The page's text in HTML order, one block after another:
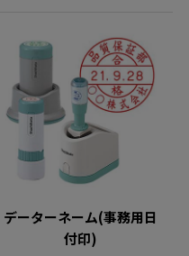
データーネーム(事務用日
付印)